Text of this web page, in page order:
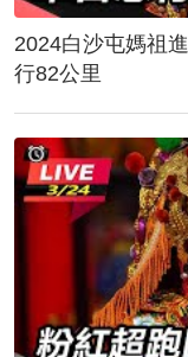
2024白沙屯媽祖進
行82公里